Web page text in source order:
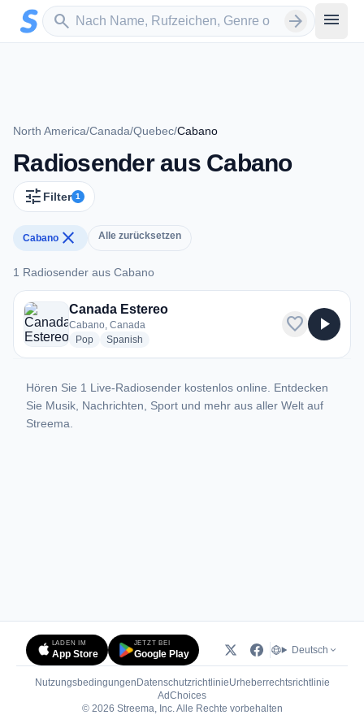
Zum Hauptinhalt springen
search
Sender suchen arrow_forward menu
North America/Canada/Quebec/Cabano
Radiosender aus Cabano
tune Filter 1
Cabano close Alle zurücksetzen
1 Radiosender aus Cabano
1 Radiosender aus Cabano
Canada Estereo
Cabano, Canada
Popradio stations
Spanish
favorite play_arrow
Hören Sie 1 Live-Radiosender kostenlos online. Entdecken
Sie Musik, Nachrichten, Sport und mehr aus aller Welt auf
Streema.
LADEN IM
App Store
JETZT BEI
Google Play Deutsch
Nutzungsbedingungen DatenschutzrichtlinieUrheberrechtsrichtlinie
AdChoices(öffnet in neuem Tab)
© 2026 Streema, Inc. Alle Rechte vorbehalten